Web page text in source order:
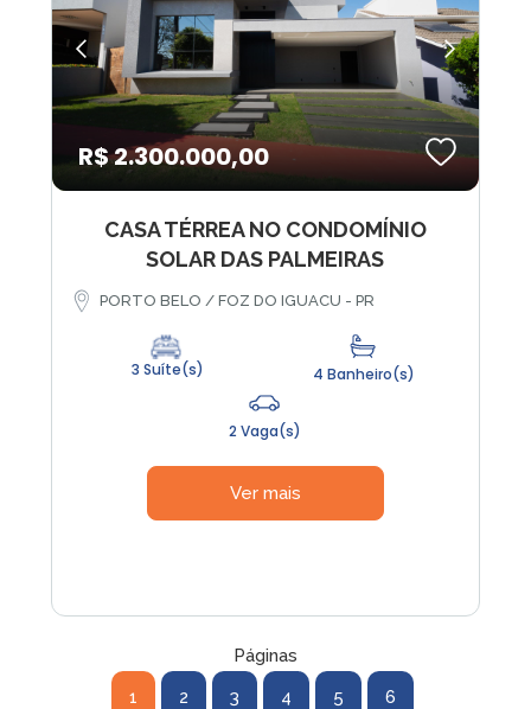
R$ 2.300.000,00
CASA TÉRREA NO CONDOMÍNIO
SOLAR DAS PALMEIRAS
PORTO BELO / FOZ DO IGUACU - PR
3 Suíte(s) 4 Banheiro(s)
2 Vaga(s)
Ver mais
Páginas
1
2 3 4 5 6